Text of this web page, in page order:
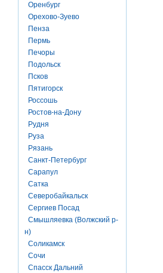
Оренбург
Орехово-Зуево
Пенза
Пермь
Печоры
Подольск
Псков
Пятигорск
Россошь
Ростов-на-Дону
Рудня
Руза
Рязань
Санкт-Петербург
Сарапул
Сатка
Северобайкальск
Сергиев Посад
Смышляевка (Волжский р-
н)
Соликамск
Сочи
Спасск Дальний